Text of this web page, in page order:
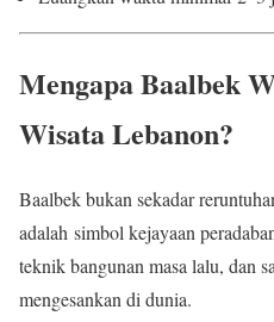
Mengapa Baalbek
Wisata Lebanon?
Baalbek bukan sekadar
adalah simbol kejayaan
teknik bangunan masa lalu, dan
mengesankan di dunia.